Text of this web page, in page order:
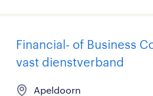
Financial- of Business
vast dienstverband
Apeldoorn